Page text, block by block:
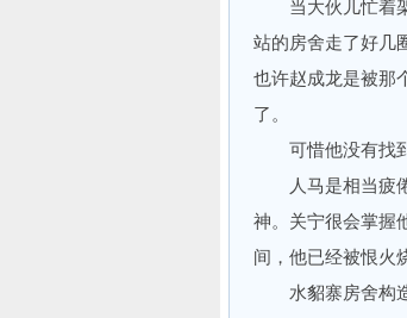
当大伙儿忙着架
站的房舍走了好几
也许赵成龙是被那
了。
可惜他没有找到
人马是相当疲倦
神。关宁很会掌握
间，他已经被恨火
水貂寨房舍构造